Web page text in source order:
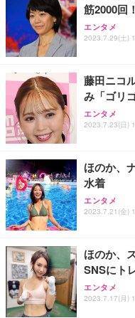
筋2000回！
エンタメ
2023.7.29(土)
藤田ニコ
み「ゴリ
エンタメ
2023.7.23(日)
ほのか、
水着
エンタメ
2023.7.21(金)
ほのか、
SNSにト
エンタメ
2023.7.17(月)